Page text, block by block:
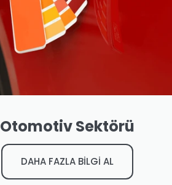
Otomotiv Sektörü
DAHA FAZLA BİLGİ AL